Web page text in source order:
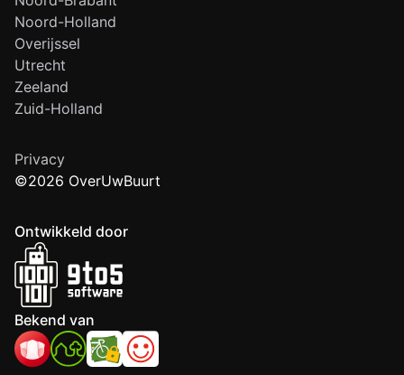
Noord-Holland
Overijssel
Utrecht
Zeeland
Zuid-Holland
Privacy
©2026 OverUwBuurt
Ontwikkeld door
Bekend van